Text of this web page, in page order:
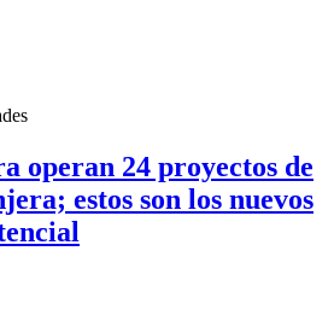
operan 24 proyectos de
estos son los nuevos